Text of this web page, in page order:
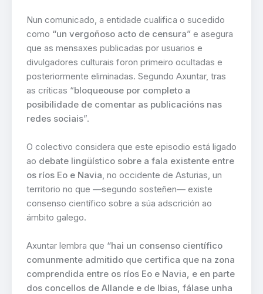
Nun comunicado, a entidade cualifica o sucedido
como “un vergoñoso acto de censura” e asegura
que as mensaxes publicadas por usuarios e
divulgadores culturais foron primeiro ocultadas e
posteriormente eliminadas. Segundo Axuntar, tras
as críticas “bloqueouse por completo a
posibilidade de comentar as publicacións nas
redes sociais”.
O colectivo considera que este episodio está ligado
ao debate lingüístico sobre a fala existente entre
os ríos Eo e Navia , no occidente de Asturias, un
territorio no que —segundo sosteñen— existe
consenso científico sobre a súa adscrición ao
ámbito galego.
Axuntar lembra que “hai un consenso científico
comunmente admitido que certifica que na zona
comprendida entre os ríos Eo e Navia, e en parte
dos concellos de Allande e de Ibias, fálase unha